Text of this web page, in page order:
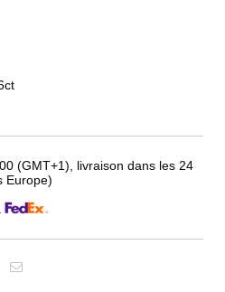
(GMT+1), livraison dans les 24
Europe)